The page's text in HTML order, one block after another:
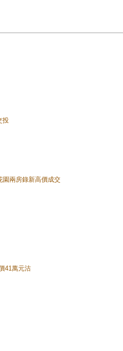
投
園兩房錄新高價成交
41萬元沽